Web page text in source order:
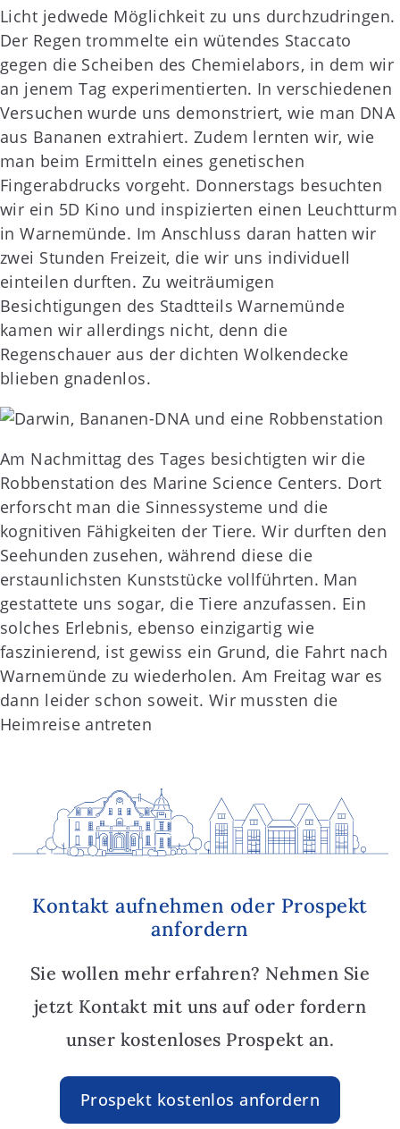
Licht jedwede Möglichkeit zu uns durchzudringen.
Der Regen trommelte ein wütendes Staccato
gegen die Scheiben des Chemielabors, in dem wir
an jenem Tag experimentierten. In verschiedenen
Versuchen wurde uns demonstriert, wie man DNA
aus Bananen extrahiert. Zudem lernten wir, wie
man beim Ermitteln eines genetischen
Fingerabdrucks vorgeht. Donnerstags besuchten
wir ein 5D Kino und inspizierten einen Leuchtturm
in Warnemünde. Im Anschluss daran hatten wir
zwei Stunden Freizeit, die wir uns individuell
einteilen durften. Zu weiträumigen
Besichtigungen des Stadtteils Warnemünde
kamen wir allerdings nicht, denn die
Regenschauer aus der dichten Wolkendecke
blieben gnadenlos.
Am Nachmittag des Tages besichtigten wir die
Robbenstation des Marine Science Centers. Dort
erforscht man die Sinnessysteme und die
kognitiven Fähigkeiten der Tiere. Wir durften den
Seehunden zusehen, während diese die
erstaunlichsten Kunststücke vollführten. Man
gestattete uns sogar, die Tiere anzufassen. Ein
solches Erlebnis, ebenso einzigartig wie
faszinierend, ist gewiss ein Grund, die Fahrt nach
Warnemünde zu wiederholen. Am Freitag war es
dann leider schon soweit. Wir mussten die
Heimreise antreten
Kontakt aufnehmen oder Prospekt
anfordern
Sie wollen mehr erfahren? Nehmen Sie
jetzt Kontakt mit uns auf oder fordern
unser kostenloses Prospekt an.
Prospekt kostenlos anfordern